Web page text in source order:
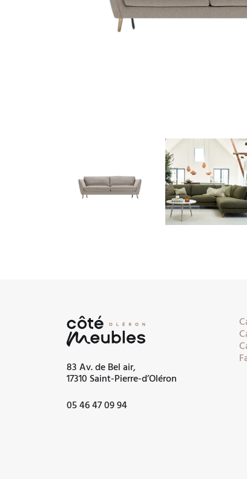
83 Av. de Bel air,
17310 Saint-Pierre-d’Oléron
05 46 47 09 94